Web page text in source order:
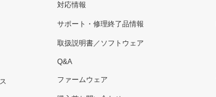
対応情報
サポート・修理終了品情報
取扱説明書／ソフトウェア
Q&A
ファームウェア